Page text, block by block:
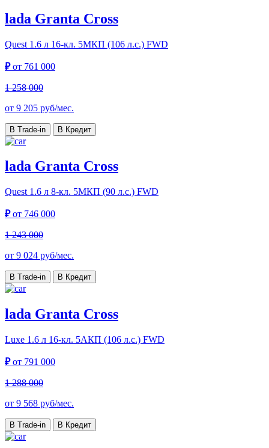
lada Granta Cross
Quest 1.6 л 16-кл. 5МКП (106 л.с.) FWD
₽от 761 000
1 258 000
от 9 205 руб/мес.
В Trade-in В Кредит
lada Granta Cross
Quest 1.6 л 8-кл. 5МКП (90 л.с.) FWD
₽от 746 000
1 243 000
от 9 024 руб/мес.
В Trade-in В Кредит
lada Granta Cross
Luxe 1.6 л 16-кл. 5АКП (106 л.с.) FWD
₽от 791 000
1 288 000
от 9 568 руб/мес.
В Trade-in В Кредит